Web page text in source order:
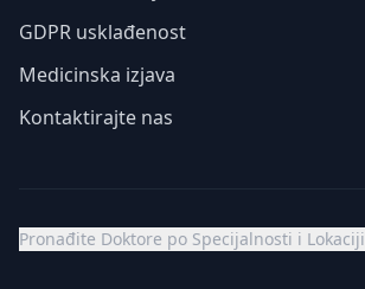
GDPR usklađenost
Medicinska izjava
Kontaktirajte nas
Pronađite Doktore po Specijalnosti i Lokaciji